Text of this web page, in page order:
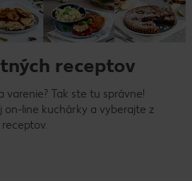
receptov
varenie? Tak ste tu správne!
on-line kuchárky a vyberajte z